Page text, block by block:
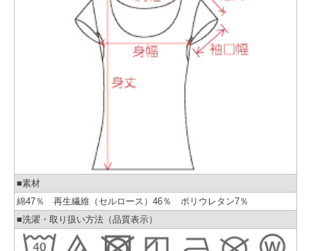
■素材
綿47％ 再生繊維（セルロース）46％ ポリウレタン7％
■洗濯・取り扱い方法（品質表示）